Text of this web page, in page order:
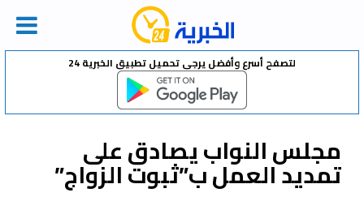
Skip
لتصفح أسرع وأفضل يرجى تحميل تطبيق الخبرية 24
مجلس النواب يصادق على
تمديد العمل ب”ثبوت الزواج”